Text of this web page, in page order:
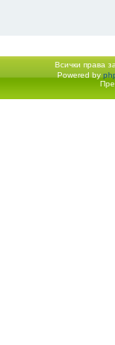
Всички права
Powered by